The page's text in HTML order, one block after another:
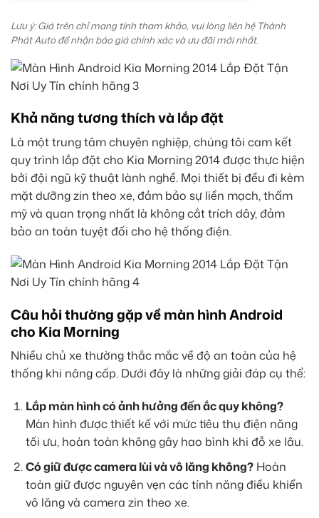
Lưu ý: Giá trên chỉ mang tính tham khảo, vui lòng liên hệ Thành
Phát Auto để nhận báo giá chính xác và ưu đãi mới nhất.
Khả năng tương thích và lắp đặt
Là một trung tâm chuyên nghiệp, chúng tôi cam kết
quy trình lắp đặt cho Kia Morning 2014 được thực hiện
bởi đội ngũ kỹ thuật lành nghề. Mọi thiết bị đều đi kèm
mặt dưỡng zin theo xe, đảm bảo sự liền mạch, thẩm
mỹ và quan trọng nhất là không cắt trích dây, đảm
bảo an toàn tuyệt đối cho hệ thống điện.
Câu hỏi thường gặp về màn hình Android
cho Kia Morning
Nhiều chủ xe thường thắc mắc về độ an toàn của hệ
thống khi nâng cấp. Dưới đây là những giải đáp cụ thể:
Lắp màn hình có ảnh hưởng đến ắc quy không?
Màn hình được thiết kế với mức tiêu thụ điện năng
tối ưu, hoàn toàn không gây hao bình khi đỗ xe lâu.
Có giữ được camera lùi và vô lăng không?Hoàn
toàn giữ được nguyên vẹn các tính năng điều khiển
vô lăng và camera zin theo xe.